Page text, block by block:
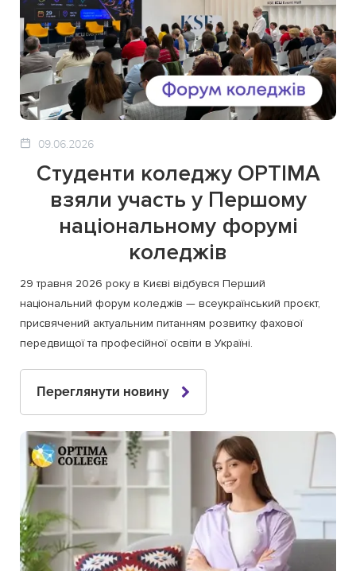
09.06.2026
Студенти коледжу OPTIMA
взяли участь у Першому
національному форумі
коледжів
29 травня 2026 року в Києві відбувся Перший
національний форум коледжів — всеукраїнський проєкт,
присвячений актуальним питанням розвитку фахової
передвищої та професійної освіти в Україні.
Переглянути новину